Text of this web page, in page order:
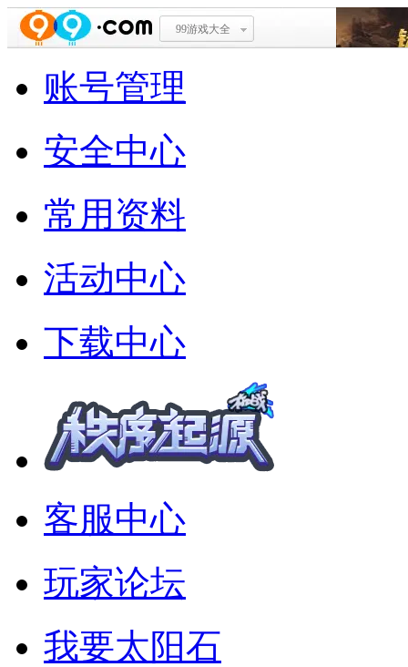
99游戏大全
账号管理
安全中心
常用资料
活动中心
下载中心
客服中心
玩家论坛
我要太阳石